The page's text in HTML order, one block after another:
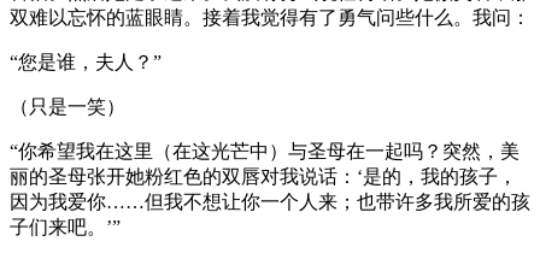
双难以忘怀的蓝眼睛。接着我觉得有了勇气问些什么。我问：
“您是谁，夫人？”
（只是一笑）
“你希望我在这里（在这光芒中）与圣母在一起吗？突然，美
丽的圣母张开她粉红色的双唇对我说话：‘是的，我的孩子，
因为我爱你……但我不想让你一个人来；也带许多我所爱的孩
子们来吧。’”